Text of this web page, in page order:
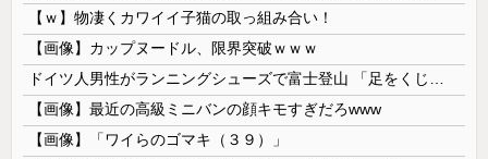
【ｗ】物凄くカワイイ子猫の取っ組み合い！
【画像】カップヌードル、限界突破ｗｗｗ
【画像】最近の高級ミニバンの顔キモすぎだろwww
【画像】「ワイらのゴマキ（３９）」